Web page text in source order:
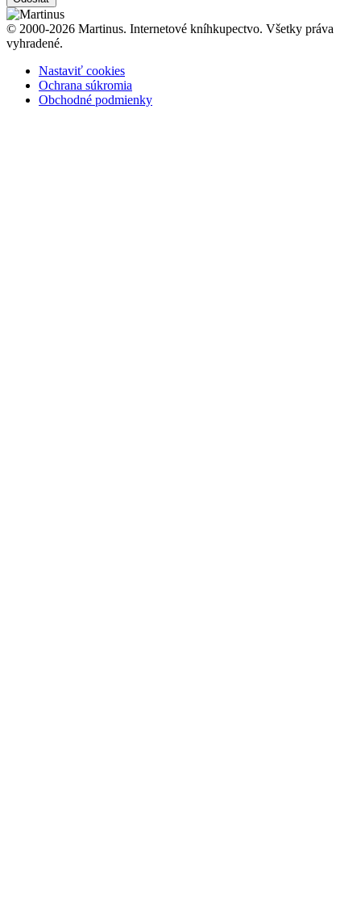
© 2000-2026 Martinus. Internetové kníhkupectvo. Všetky práva
vyhradené.
Nastaviť cookies
Ochrana súkromia
Obchodné podmienky